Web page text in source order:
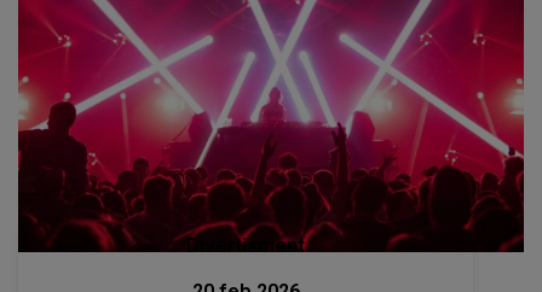
Divertisment